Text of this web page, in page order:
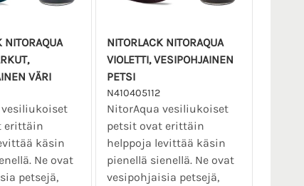
NITORAQUA
VÄRI
erittäin
käsin
Ne ovat
petsejä,
NITORLACK NITORAQUA
VIOLETTI, VESIPOHJAINEN
PETSI
N410405112
NitorAqua vesiliukoiset
petsit ovat erittäin
helppoja levittää käsin
pienellä sienellä. Ne ovat
vesipohjaisia petsejä,